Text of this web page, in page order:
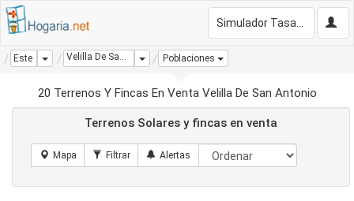
Este Dropdown Velilla De San Antonio Dropdown
Poblaciones
20 Terrenos Y Fincas En Venta Velilla De San Antonio
Terrenos Solares y fincas en venta